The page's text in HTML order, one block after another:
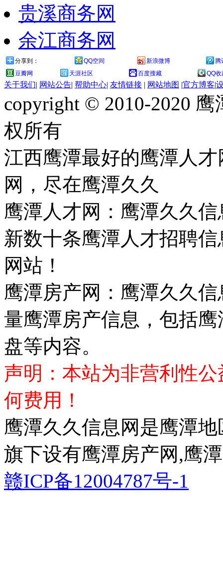
贵溪商务网
余江商务网
分享到： QQ空间 新浪微博
腾
豆瓣网
天涯社区 百度搜藏 QQ收
关于我们| 网站公告| 帮助中心| 友情链接 | 网站地图 |官方博客|
copyright © 2010-2020
权所有
江西鹰潭最好的鹰潭人
网，尽在鹰潭久久
鹰潭人才网：鹰潭久久
新数十条鹰潭人才招聘
网站！
鹰潭房产网：鹰潭久久
量鹰潭房产信息，包括
盘等内容。
声明：本站为非营利性
何费用！
鹰潭久久信息网是鹰潭
旗下设有鹰潭房产网,鹰
赣ICP备12004787号-1